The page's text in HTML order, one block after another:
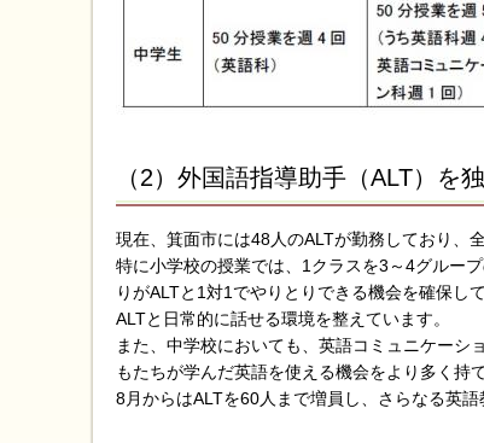
（2）外国語指導助手（ALT）を
現在、箕面市には48人のALTが勤務しており、
特に小学校の授業では、1クラスを3～4グルー
りがALTと1対1でやりとりできる機会を確保し
ALTと日常的に話せる環境を整えています。
また、中学校においても、英語コミュニケー
もたちが学んだ英語を使える機会をより多く持
8月からはALTを60人まで増員し、さらなる英語